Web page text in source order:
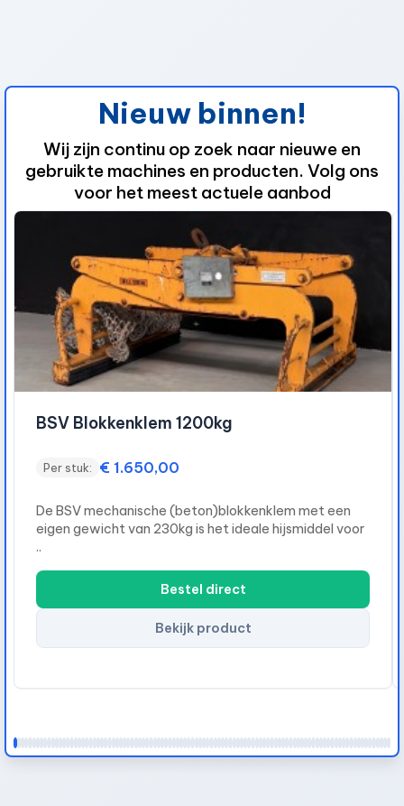
Nieuw binnen!
Wij zijn continu op zoek naar nieuwe en
gebruikte machines en producten. Volg ons
voor het meest actuele aanbod
met een
voor
2015 Kubota KX016-4G minigraver
Per stuk:
Merk: KubotaType: KX016-4Bouwjaar:
2015Urenstand:1720uurMotorvermogen: